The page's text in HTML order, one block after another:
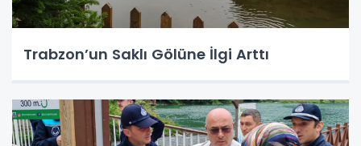
Trabzon’un Saklı Gölüne İlgi Arttı